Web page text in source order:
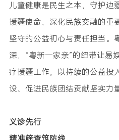
儿童健康是民生之本，守护边
援疆使命、深化民族交融的重
坚守的公益初心与责任担当。
深，“粤新一家亲”的纽带让易
疗援疆工作，以持续的公益投
设、促进民族团结贡献坚实力
义诊先行